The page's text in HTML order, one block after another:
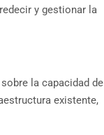
y gestionar la
la capacidad de
existente,